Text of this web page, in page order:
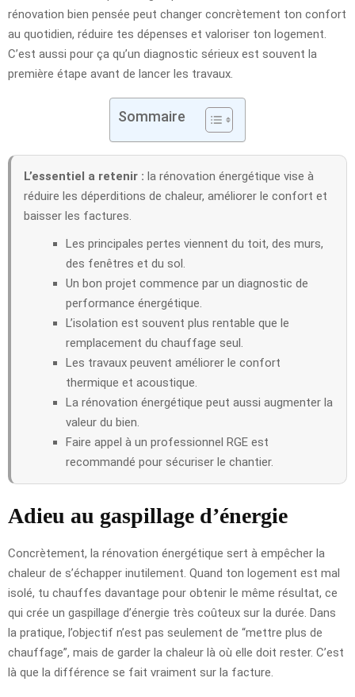
rénovation bien pensée peut changer concrètement ton confort
au quotidien, réduire tes dépenses et valoriser ton logement.
C’est aussi pour ça qu’un diagnostic sérieux est souvent la
première étape avant de lancer les travaux.
Sommaire
L’essentiel a retenir : la rénovation énergétique vise à
réduire les déperditions de chaleur, améliorer le confort et
baisser les factures.
Les principales pertes viennent du toit, des murs,
des fenêtres et du sol.
Un bon projet commence par un diagnostic de
performance énergétique.
L’isolation est souvent plus rentable que le
remplacement du chauffage seul.
Les travaux peuvent améliorer le confort
thermique et acoustique.
La rénovation énergétique peut aussi augmenter la
valeur du bien.
Faire appel à un professionnel RGE est
recommandé pour sécuriser le chantier.
Adieu au gaspillage d’énergie
Concrètement, la rénovation énergétique sert à empêcher la
chaleur de s’échapper inutilement. Quand ton logement est mal
isolé, tu chauffes davantage pour obtenir le même résultat, ce
qui crée un gaspillage d’énergie très coûteux sur la durée. Dans
la pratique, l’objectif n’est pas seulement de “mettre plus de
chauffage”, mais de garder la chaleur là où elle doit rester. C’est
là que la différence se fait vraiment sur la facture.